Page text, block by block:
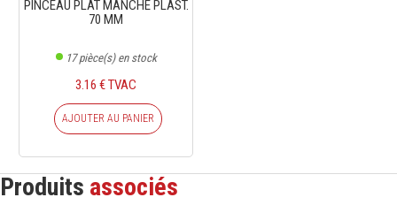
PINCEAU PLAT MANCHE PLAST.
70 MM
17pièce(s) en stock
3.16 € TVAC
AJOUTER AU PANIER
Produits associés